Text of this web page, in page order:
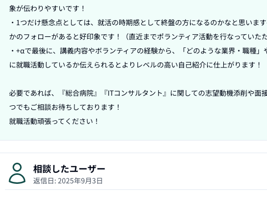
象が伝わりやすいです！
・1つだけ懸念点としては、就活の時期感として終盤の方になるのかなと思いま
かのフォローがあると好印象です！（直近までポランティア活動を行なっていたた
・+αで最後に、講義内容やボランティアの経験から、「どのような業界・職種
に就職活動しているか伝えられるとよりレベルの高い自己紹介に仕上がります！
必要であれば、『総合病院』『ITコンサルタント』に関しての志望動機添削や面
つでもご相談お待ちしております！
就職活動頑張ってください！
相談したユーザー
返信日: 2025年9月3日